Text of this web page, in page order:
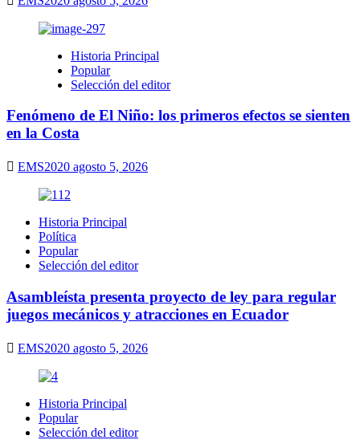
Historia Principal
Popular
Selección del editor
Fenómeno de El Niño: los primeros efectos se sienten
en la Costa
EMS2020 agosto 5, 2026
Historia Principal
Política
Popular
Selección del editor
Asambleísta presenta proyecto de ley para regular
juegos mecánicos y atracciones en Ecuador
EMS2020 agosto 5, 2026
Historia Principal
Popular
Selección del editor